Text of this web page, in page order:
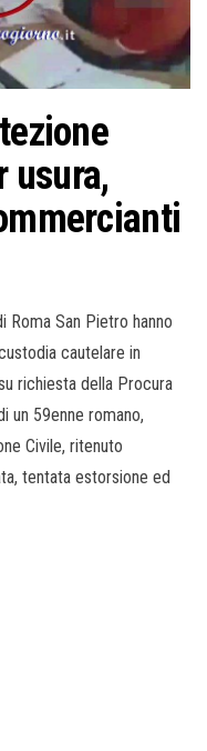
e
usura,
Roma San Pietro hanno
cautelare in
richiesta della Procura
un 59enne romano,
Civile, ritenuto
tentata estorsione ed